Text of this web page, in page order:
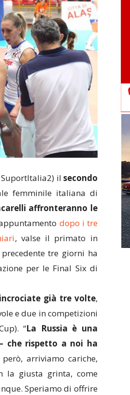
il secondo
femminile italiana di
affronteranno le
dopo i tre
, valse il primato in
tre giorni ha
per le Final Six di
già tre volte,
e due in competizioni
“La Russia è una
– che rispetto a noi ha
arriviamo cariche,
la giusta grinta, come
Speriamo di offrire